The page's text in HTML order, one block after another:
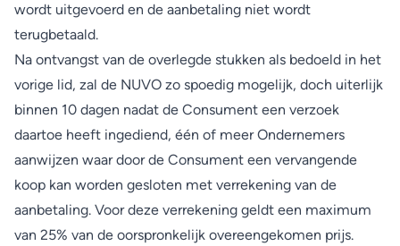
wordt uitgevoerd en de aanbetaling niet wordt
terugbetaald.
Na ontvangst van de overlegde stukken als bedoeld in het
vorige lid, zal de NUVO zo spoedig mogelijk, doch uiterlijk
binnen 10 dagen nadat de Consument een verzoek
daartoe heeft ingediend, één of meer Ondernemers
aanwijzen waar door de Consument een vervangende
koop kan worden gesloten met verrekening van de
aanbetaling. Voor deze verrekening geldt een maximum
van 25% van de oorspronkelijk overeengekomen prijs.